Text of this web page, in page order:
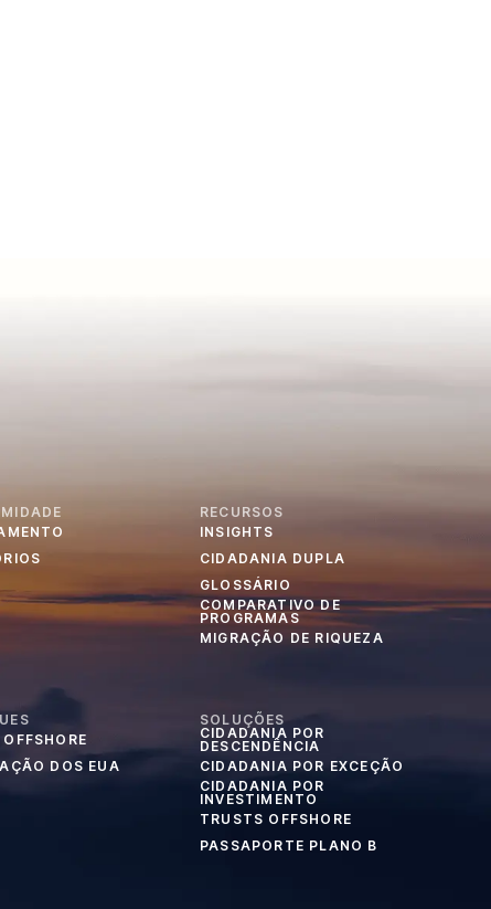
RECURSOS
INSIGHTS
CIDADANIA DUPLA
GLOSSÁRIO
COMPARATIVO DE
PROGRAMAS
MIGRAÇÃO DE RIQUEZA
DOS EUA
SOLUÇÕES
CIDADANIA POR
DESCENDÊNCIA
CIDADANIA POR EXCEÇÃO
CIDADANIA POR
INVESTIMENTO
TRUSTS OFFSHORE
PASSAPORTE PLANO B